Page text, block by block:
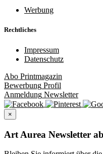
Werbung
Rechtliches
Impressum
Datenschutz
Abo Printmagazin
Bewerbung Profil
Anmeldung Newsletter
×
Art Aurea Newsletter